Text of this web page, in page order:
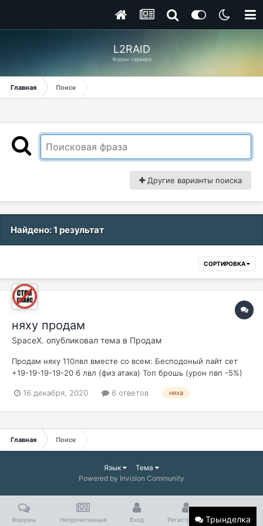
L2RAID
Форум сервера
Главная Поиск
Другие варианты поиска
Найдено: 1 результат
СОРТИРОВКА
няху продам
SpaceX. опубликовал тема в Продам
Продам няху 110лвл вместе со всем: Бесподоный лайт сет
+19-19-19-19-20 6 лвл (физ атака) Топ брошь (урон пвп -5%)
лвл Пика пве+17 (3 са) внешка веер (лс сброс 5 сек) Пояс
16 декабря, 2020 6 ответов няха
Главная Поиск
Трынделка
Язык
Тема
Powered by Invision Community
Форумы Непрочитанные Вход Регистрация Больше